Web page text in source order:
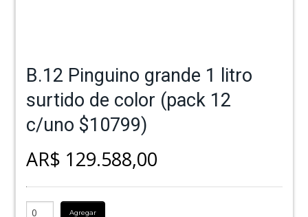
B.12 Pinguino grande 1 litro
surtido de color (pack 12
c/uno $10799)
AR$ 129.588,00
Agregar